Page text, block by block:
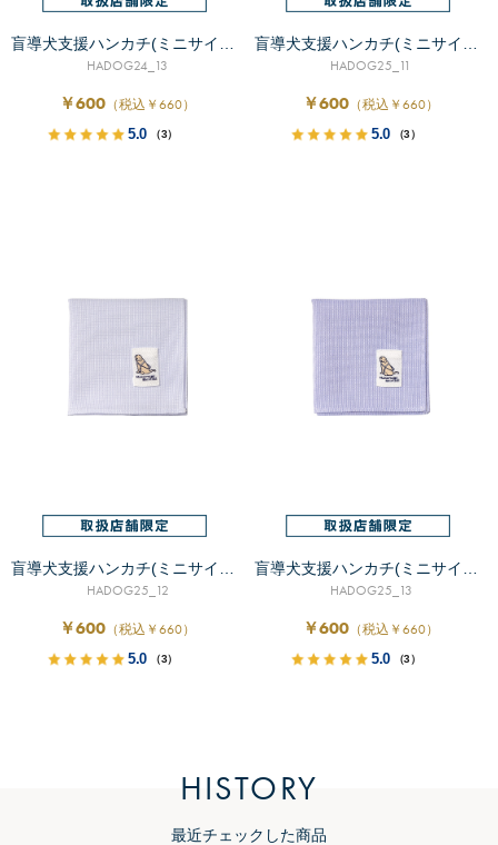
HADOG24_13
￥600 （税込￥660）
5.0 （3）
HADOG25_11
￥600 （税込￥660）
5.0 （3）
HADOG25_12
￥600 （税込￥660）
5.0 （3）
HADOG25_13
￥600 （税込￥660）
5.0 （3）
HISTORY
最近チェックした商品